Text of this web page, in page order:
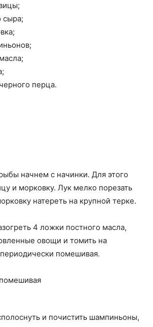
сыра;
перца.
начнем с начинки. Для этого
и морковку. Лук мелко порезать
натереть на крупной терке.
4 ложки постного масла,
овощи и томить на
помешивая.
и почистить шампиньоны,